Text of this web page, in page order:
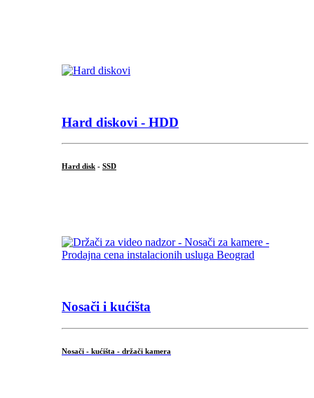
Hard diskovi - HDD
Hard disk - SSD
Nosači i kućišta
Nosači - kućišta - držači kamera